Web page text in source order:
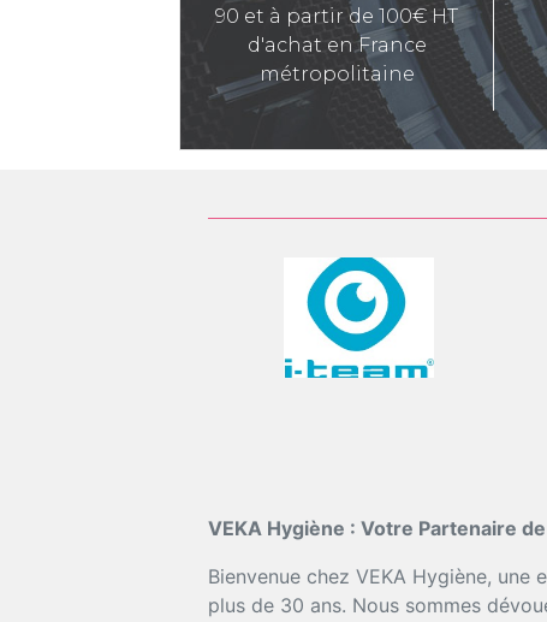
90 et à partir de 100€ HT
d'achat en France
métropolitaine
VEKA Hygiène : Votre Partenaire
Bienvenue chez VEKA Hygiène,
plus de 30 ans. Nous sommes